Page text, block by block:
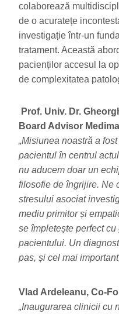
colaborează
de o acuratețe
investigație într-un
tratament. Această
pacienților accesul la
de complexitatea
Prof. Univ. Dr.
Board Advisor
„Misiunea noastră a
pacientul în centrul
nu aducem doar un
filosofie de îngrijire. Ne
stresului asociat
mediu primitor și
se împletește perfect
pacientului. Un
pas, și cel mai
Vlad Ardeleanu, Co-
„Inaugurarea clinicii cu